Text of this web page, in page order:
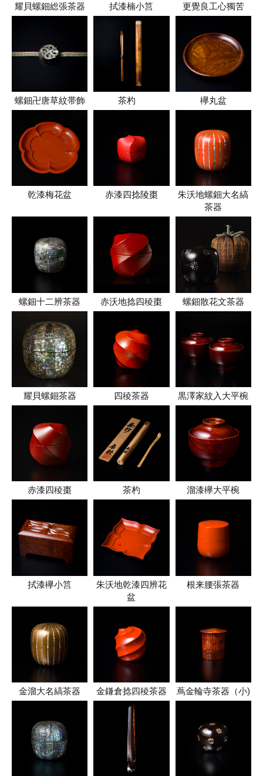
耀貝螺鈿総張茶器 拭漆楠小筥 更覺良工心獨苦
螺鈿卍唐草紋帯飾 茶杓 欅丸盆
乾漆梅花盆 赤漆四捻陵棗
朱沃地螺鈿大名縞
茶器
螺鈿十二辨茶器 赤沃地捻四稜棗 螺鈿散花文茶器
耀貝螺鈿茶器 四稜茶器 黒澤家紋入大平椀
赤漆四稜棗 茶杓 溜漆欅大平椀
拭漆欅小筥
朱沃地乾漆四辨花
盆
根来腰張茶器
金溜大名縞茶器 金鎌倉捻四稜茶器 蔦金輪寺茶器（小)